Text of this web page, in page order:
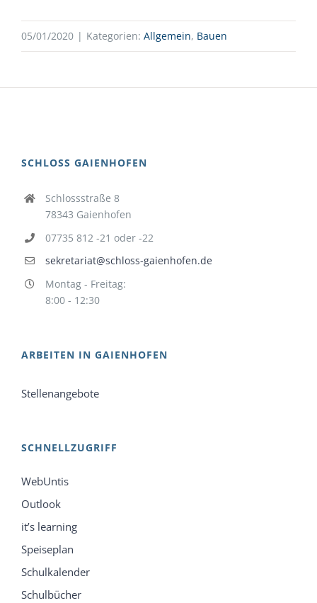
05/01/2020 | Kategorien: Allgemein, Bauen
SCHLOSS GAIENHOFEN
Schlossstraße 8
78343 Gaienhofen
07735 812 -21 oder -22
sekretariat@schloss-gaienhofen.de
Montag - Freitag:
8:00 - 12:30
ARBEITEN IN GAIENHOFEN
Stellenangebote
SCHNELLZUGRIFF
WebUntis
Outlook
it’s learning
Speiseplan
Schulkalender
Schulbücher